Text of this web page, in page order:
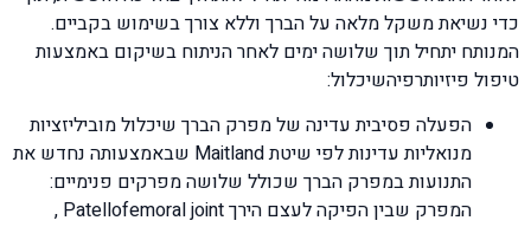
כדי נשיאת משקל מלאה על הברך וללא צורך בשימוש בקביים.
המנותח יתחיל תוך שלושה ימים לאחר הניתוח בשיקום באמצעות
טיפול פיזיותרפיהשיכלול:
הפעלה פסיבית עדינה של מפרק הברך שיכלול מוביליזציות
מנואליות עדינות לפי שיטת Maitland שבאמצעותה נחדש את
התנועות במפרק הברך שכולל שלושה מפרקים פנימיים:
המפרק שבין הפיקה לעצם הירך Patellofemoral joint ,